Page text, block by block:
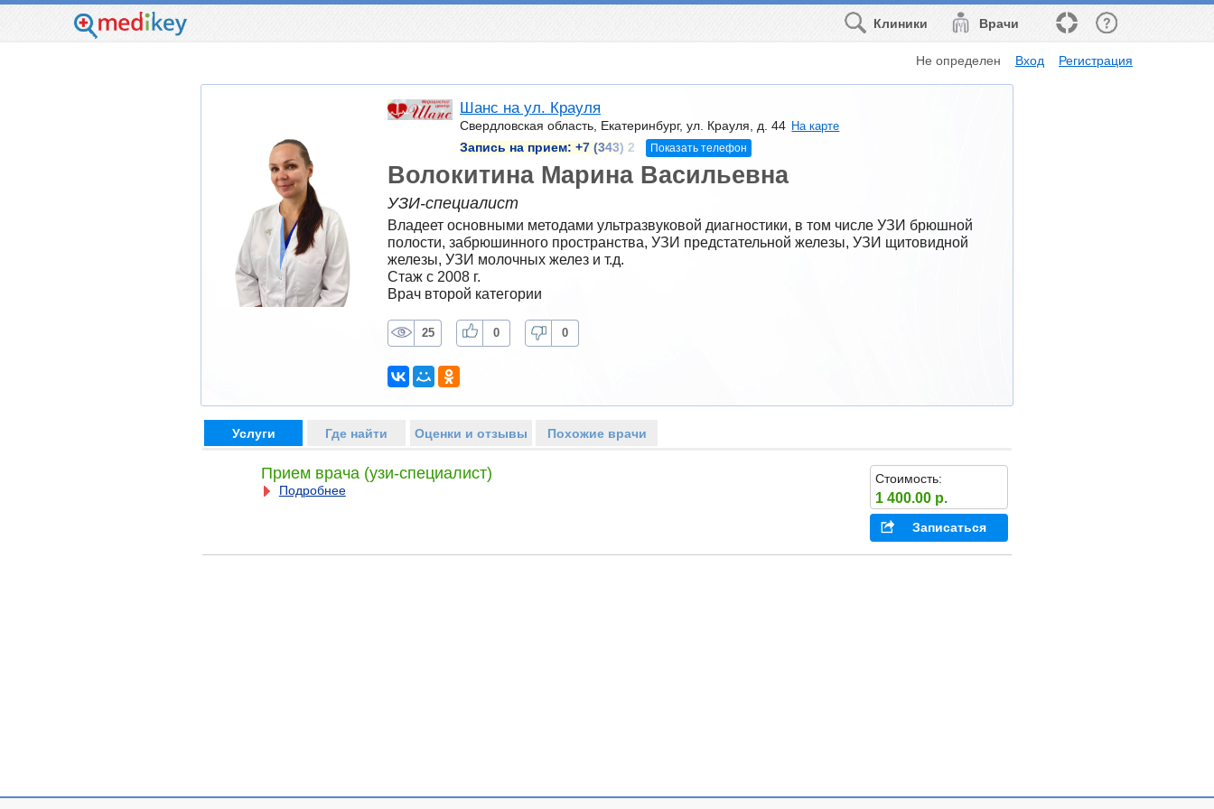
Врачи
Клиники
Не определен Вход Регистрация
Шанс на ул. Крауля
Свердловская область, Екатеринбург, ул. Крауля, д. 44 На карте
Запись на прием: +7 (343) 2 Показать телефон
Волокитина Марина Васильевна
УЗИ-специалист
Владеет основными методами ультразвуковой диагностики, в том числе УЗИ брюшной
полости, забрюшинного пространства, УЗИ предстательной железы, УЗИ щитовидной
железы, УЗИ молочных желез и т.д.
Стаж с 2008 г.
Врач второй категории
25 0 0
Услуги Где найти Оценки и отзывы Похожие врачи
Прием врача (узи-специалист)
Подробнее
Стоимость:
1 400.00 р.
Записаться